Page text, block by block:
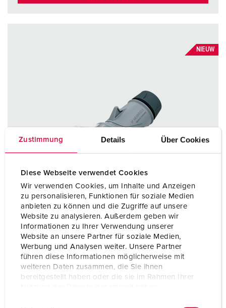
Zustimmung Details Über Cookies
Diese Webseite verwendet Cookies
Wir verwenden Cookies, um Inhalte und Anzeigen
zu personalisieren, Funktionen für soziale Medien
anbieten zu können und die Zugriffe auf unsere
Website zu analysieren. Außerdem geben wir
Informationen zu Ihrer Verwendung unserer
Website an unsere Partner für soziale Medien,
Werbung und Analysen weiter. Unsere Partner
führen diese Informationen möglicherweise mit
weiteren Daten zusammen, die Sie ihnen
bereitgestellt haben oder die sie im Rahmen Ihrer
NIEUW
Bestelnummer 14676